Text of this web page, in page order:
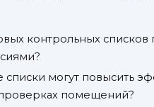
контрольных списков
могут повысить
помещений?